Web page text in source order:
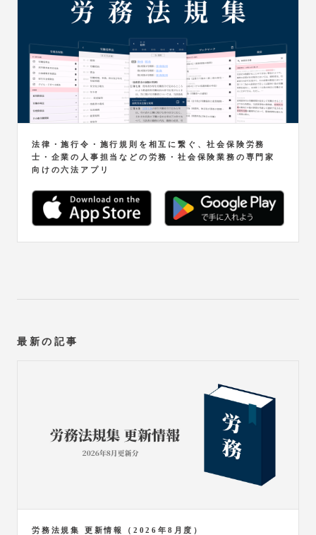
法律・施行令・施行規則を相互に繋ぐ、社会保険労務
士・企業の人事担当などの労務・社会保険業務の専門家
向けの六法アプリ
最新の記事
労務法規集 更新情報（2026年8月度）